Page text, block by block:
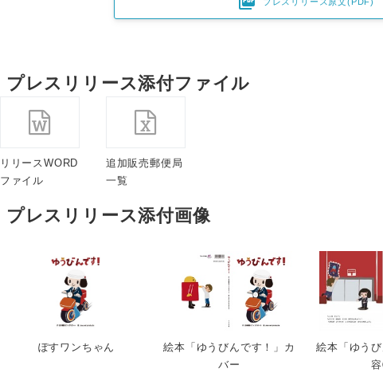
プレスリリース添付ファイル
リリースWORD
ファイル
追加販売郵便局
一覧
プレスリリース添付画像
ぽすワンちゃん
絵本「ゆうびんです！」カ
バー
絵本「ゆう